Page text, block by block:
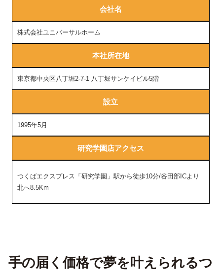
会社名
株式会社ユニバーサルホーム
本社所在地
東京都中央区八丁堀2-7-1 八丁堀サンケイビル5階
設立
1995年5月
研究学園店アクセス
つくばエクスプレス「研究学園」駅から徒歩10分/谷田部ICより
北へ8.5Km
手の届く価格で夢を叶えられるつ